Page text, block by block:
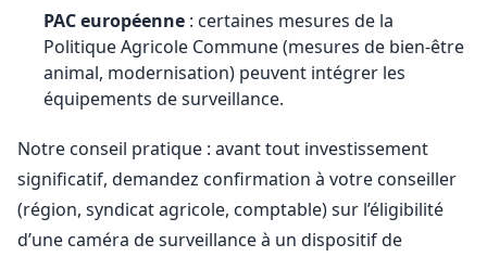
PAC européenne : certaines mesures de la
Politique Agricole Commune (mesures de bien-être
animal, modernisation) peuvent intégrer les
équipements de surveillance.
Notre conseil pratique : avant tout investissement
significatif, demandez confirmation à votre conseiller
(région, syndicat agricole, comptable) sur l’éligibilité
d’une caméra de surveillance à un dispositif de